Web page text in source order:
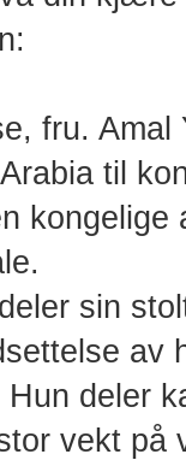
fru.
til
sin
av
deler
vekt på